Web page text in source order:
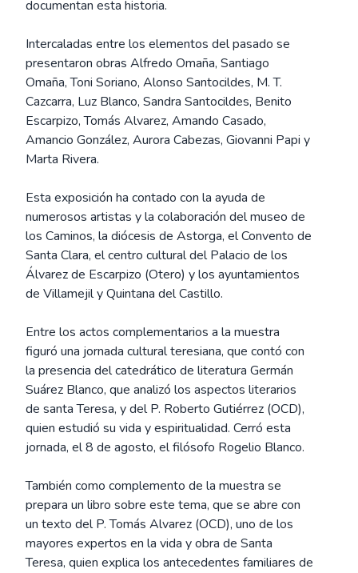
documentan esta historia.
Intercaladas entre los elementos del pasado se
presentaron obras Alfredo Omaña, Santiago
Omaña, Toni Soriano, Alonso Santocildes, M. T.
Cazcarra, Luz Blanco, Sandra Santocildes, Benito
Escarpizo, Tomás Alvarez, Amando Casado,
Amancio González, Aurora Cabezas, Giovanni Papi y
Marta Rivera.
Esta exposición ha contado con la ayuda de
numerosos artistas y la colaboración del museo de
los Caminos, la diócesis de Astorga, el Convento de
Santa Clara, el centro cultural del Palacio de los
Álvarez de Escarpizo (Otero) y los ayuntamientos
de Villamejil y Quintana del Castillo.
Entre los actos complementarios a la muestra
figuró una jornada cultural teresiana, que contó con
la presencia del catedrático de literatura Germán
Suárez Blanco, que analizó los aspectos literarios
de santa Teresa, y del P. Roberto Gutiérrez (OCD),
quien estudió su vida y espiritualidad. Cerró esta
jornada, el 8 de agosto, el filósofo Rogelio Blanco.
También como complemento de la muestra se
prepara un libro sobre este tema, que se abre con
un texto del P. Tomás Alvarez (OCD), uno de los
mayores expertos en la vida y obra de Santa
Teresa, quien explica los antecedentes familiares de